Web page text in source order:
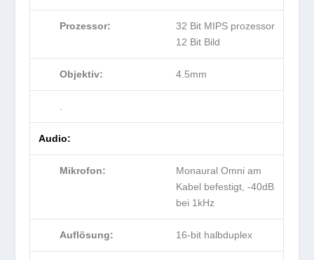
Prozessor:
32 Bit MIPS prozessor
12 Bit Bild
Objektiv: 4.5mm
Audio:
Mikrofon:
Monaural Omni am
Kabel befestigt, -40dB
bei 1kHz
Auflösung: 16-bit halbduplex